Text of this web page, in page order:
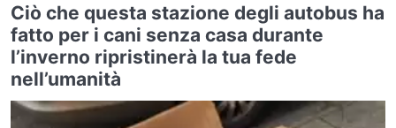
Ciò che questa stazione degli autobus ha
fatto per i cani senza casa durante
l’inverno ripristinerà la tua fede
nell’umanità